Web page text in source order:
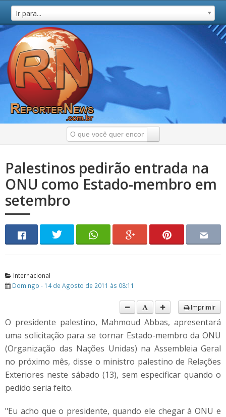
Ir para...
Palestinos pedirão entrada na
ONU como Estado-membro em
setembro
Internacional
Domingo - 14 de Agosto de 2011 às 08:11
Imprimir
O presidente palestino, Mahmoud Abbas, apresentará
uma solicitação para se tornar Estado-membro da ONU
(Organização das Nações Unidas) na Assembleia Geral
no próximo mês, disse o ministro palestino de Relações
Exteriores neste sábado (13), sem especificar quando o
pedido seria feito.
"Eu acho que o presidente, quando ele chegar à ONU e